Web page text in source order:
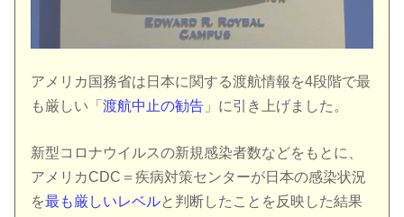
アメリカ国務省は日本に関する渡航情報を4段階で最
も厳しい「渡航中止の勧告 」に引き上げました。
新型コロナウイルスの新規感染者数などをもとに、
アメリカCDC＝疾病対策センターが日本の感染状況
を最も厳しいレベルと判断したことを反映した結果